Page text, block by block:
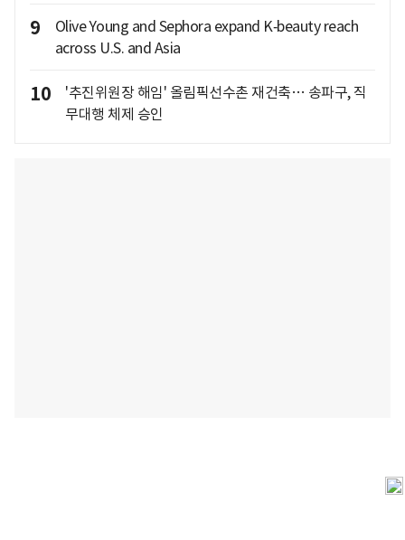
9
Olive Young and Sephora expand K‑beauty reach
across U.S. and Asia
10
'추진위원장 해임' 올림픽선수촌 재건축… 송파구, 직
무대행 체제 승인